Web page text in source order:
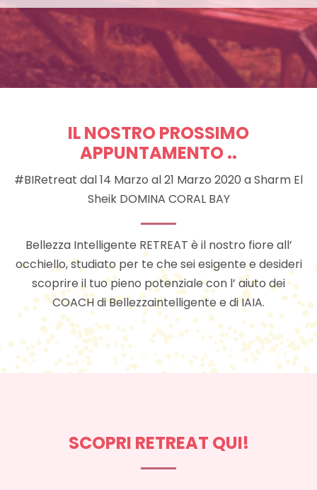
IL NOSTRO PROSSIMO
APPUNTAMENTO ..
#BIRetreat dal 14 Marzo al 21 Marzo 2020 a Sharm El
Sheik DOMINA CORAL BAY
Bellezza Intelligente RETREAT è il nostro fiore all’
occhiello, studiato per te che sei esigente e desideri
scoprire il tuo pieno potenziale con l’ aiuto dei
COACH di Bellezzaintelligente e di IAIA.
SCOPRI RETREAT QUI!